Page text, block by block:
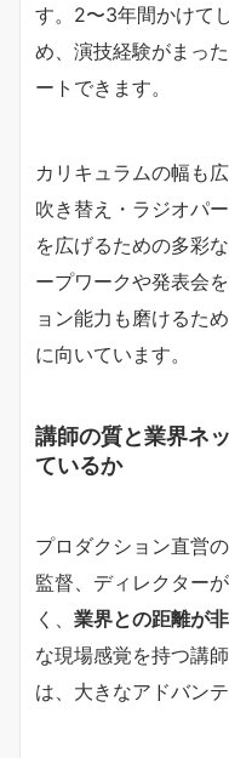
す。2〜3年間かけて
め、演技経験がまっ
ートできます。
カリキュラムの幅も
吹き替え・ラジオパ
を広げるための多彩
ープワークや発表会
ョン能力も磨けるた
に向いています。
講師の質と業界ネ
ているか
プロダクション直営
監督、ディレクター
く、 業界との距離が
な現場感覚を持つ講
は、大きなアドバン